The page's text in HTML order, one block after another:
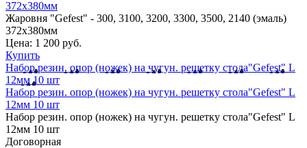
372х380мм
Жаровня "Gefest" - 300, 3100, 3200, 3300, 3500, 2140 (эмаль)
372х380мм
Цена: 1 200 руб.
Купить
Набор резин. опор (ножек) на чугун. решетку стола"Gefest" L
12мм 10 шт
Набор резин. опор (ножек) на чугун. решетку стола"Gefest" L
12мм 10 шт
Набор резин. опор (ножек) на чугун. решетку стола"Gefest" L
12мм 10 шт
Договорная